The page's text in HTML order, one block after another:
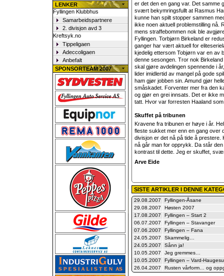
LENKER
Fyllingen Klubbhus
Samarbeidspartnere
2. divisjon avd 3
Kreftsyk.no
Tippeligaen
Adeccoligaen
Anbefalt
SPONSORTEAM 2007
er det den en gang var. Det samme
svært bekymringsfullt at Rasmus
kunne han spilt stopper sammen
ikke noen aktuell problemstilling nå.
mens straffebommen nok ble
Fyllingen. Torbjørn Birkeland er
ganger har vært aktuell for
kjedelig ettersom Tobjørn var en av
denne sesongen. Tror nok
skal gjøre avdelingen spennende i
lider imidlertid av mangel på gode
ham gjør jobben sin. Amund gjør
småskadet. Forventer mer fra den
og gjør en grei innsats. Det er ikke
tatt. Hvor var forresten Haaland
Skuffet på tribunen
Kravene fra tribunen er høye i år.
fleste sukket mer enn en gang over
divisjon er det nå på tide å prestere.
nå går man for opprykk. Da står
kontrast til dette. Jeg er skuffet,
Arve Eide
SISTE ARTIKLER I DENNE
29.08.2007
Fyllingen-Åsane
29.08.2007
Høsten 2007
17.08.2007
Fyllingen – Start 2
06.07.2007
Fyllingen – Stavanger
07.06.2007
Fyllingen – Fana
24.05.2007
Skammelig…
24.05.2007
Sånn ja!
10.05.2007
Jeg gremmes…
10.05.2007
Fyllingen – Vard-
26.04.2007
Rusten vårform… og